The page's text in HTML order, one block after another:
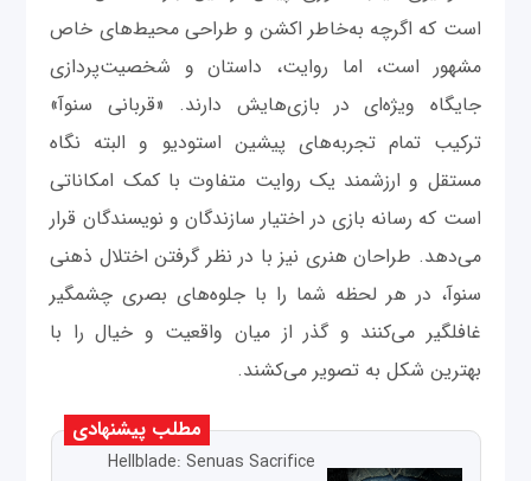
است که اگرچه به‌خاطر اکشن و طراحی محیط‌های خاص
مشهور است، اما روایت، داستان و شخصیت‌پردازی
جایگاه ویژه‌ای در بازی‌هایش دارند. «قربانی سنوآ»
ترکیب تمام تجربه‌های پیشین استودیو و البته نگاه
مستقل و ارزشمند یک روایت متفاوت با کمک امکاناتی
است که رسانه بازی در اختیار سازندگان و نویسندگان قرار
می‌دهد. طراحان هنری نیز با در نظر گرفتن اختلال ذهنی
سنوآ، در هر لحظه شما را با جلوه‌های بصری چشمگیر
غافلگیر می‌کنند و گذر از میان واقعیت و خیال را با
بهترین شکل به تصویر می‌کشند.
مطلب پیشنهادی
Hellblade: Senuas Sacrifice